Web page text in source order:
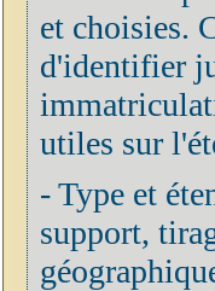
et choisies.
d'identifier
utiles sur
- Type et
support,